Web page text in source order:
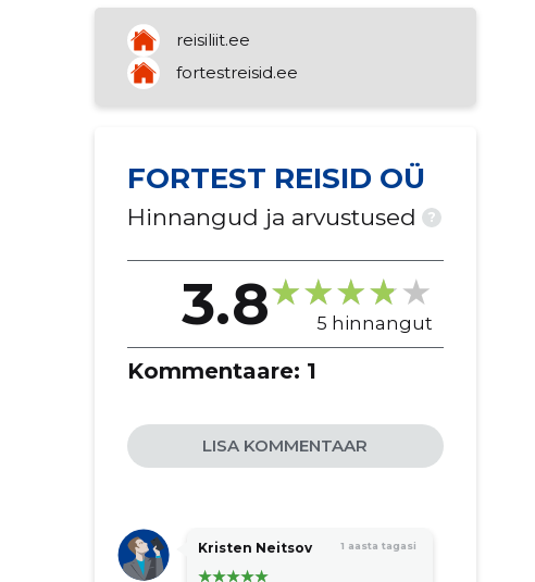
reisiliit.ee
fortestreisid.ee
FORTEST REISID OÜ
Hinnangud ja arvustused ?
3.8 5 hinnangut
Kommentaare: 1
LISA KOMMENTAAR
Kristen Neitsov 1 aasta tagasi